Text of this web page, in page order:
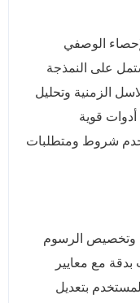
الوصفي
على النمذجة
الزمنية وتحليل
أدوات قوية
شروط ومتطلبات
وتخصيص الرسوم
بدقة مع معايير
بتعديل